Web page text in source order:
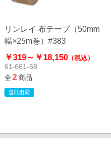
リンレイ 布テープ（50mm
幅×25m巻）#383
￥319～ ￥18,150 （税込）
61-661-58
全2商品